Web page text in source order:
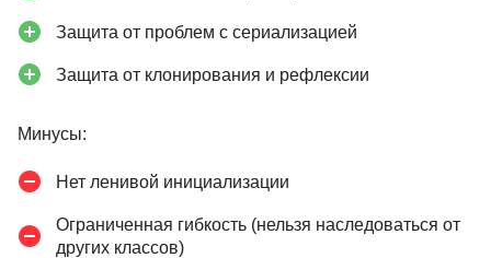
Защита от проблем с сериализацией
Защита от клонирования и рефлексии
Минусы:
Нет ленивой инициализации
Ограниченная гибкость (нельзя наследоваться от
других классов)